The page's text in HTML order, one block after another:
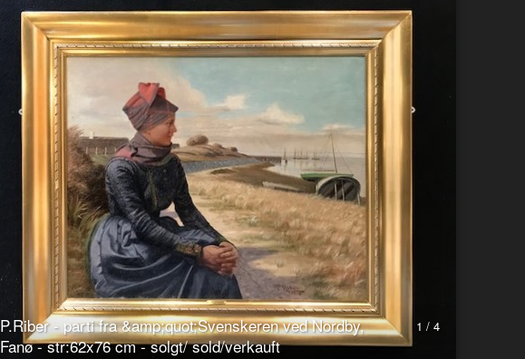
1 / 4
P.Riber - parti fra &amp;quot;Svenskeren ved Nordby,
Fanø - str:62x76 cm - solgt/ sold/verkauft